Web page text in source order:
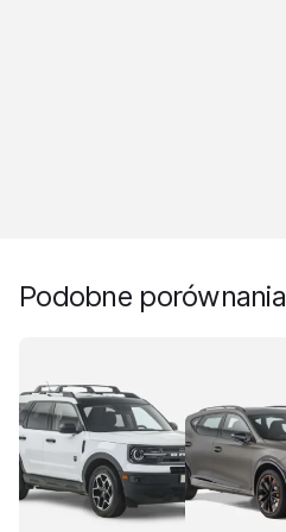
Podobne porównania